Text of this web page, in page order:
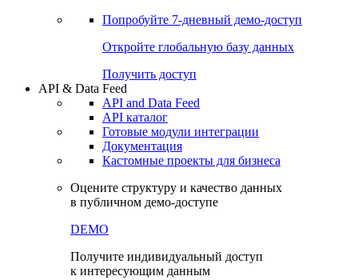
Попробуйте 7-дневный демо-доступ
Откройте глобальную базу данных
Получить доступ
API & Data Feed
API and Data Feed
API каталог
Готовые модули интеграции
Документация
Кастомные проекты для бизнеса
Оцените структуру и качество данных
в публичном демо-доступе
DEMO
Получите индивидуальный доступ
к интересующим данным